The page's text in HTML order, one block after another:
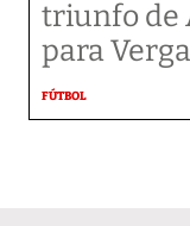
triunfo de
para
FÚTBOL